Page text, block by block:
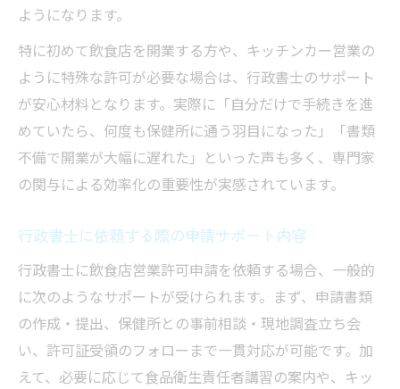
ようになります。
特に初めて飲食店を開業する方や、キッチンカー営業の
ように特殊な許可が必要な場合は、行政書士のサポート
が安心材料となります。実際に「自分だけで手続きを進
めていたら、何度も保健所に通う羽目になった」「書類
不備で開業が大幅に遅れた」といった声も多く、専門家
の関与による効率化の重要性が実感されています。
行政書士に依頼する際の申請サポート内容
行政書士に飲食店営業許可申請を依頼する場合、一般的
に次のようなサポートが受けられます。まず、申請書類
の作成・提出、保健所との事前相談・現地調査立ち会
い、許可証受領のフォローまで一貫対応が可能です。加
えて、必要に応じて食品衛生責任者講習の案内や、キッ